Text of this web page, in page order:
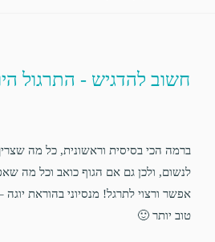
חשוב להדגיש - התרגול
ברמה הכי בסיסית וראשונית, כל מה
לנשום, ולכן גם אם הגוף כואב וכל מה
אפשר ורצוי לתרגל! מנסיוני בהוראת
טוב יותר 🙂